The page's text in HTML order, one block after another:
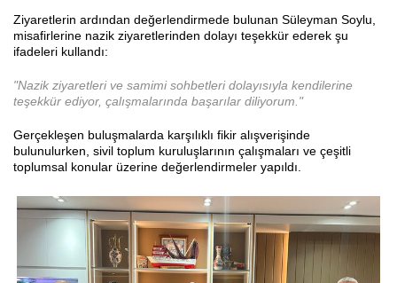
Ziyaretlerin ardından değerlendirmede bulunan Süleyman Soylu,
misafirlerine nazik ziyaretlerinden dolayı teşekkür ederek şu
ifadeleri kullandı:
"Nazik ziyaretleri ve samimi sohbetleri dolayısıyla kendilerine
teşekkür ediyor, çalışmalarında başarılar diliyorum."
Gerçekleşen buluşmalarda karşılıklı fikir alışverişinde
bulunulurken, sivil toplum kuruluşlarının çalışmaları ve çeşitli
toplumsal konular üzerine değerlendirmeler yapıldı.